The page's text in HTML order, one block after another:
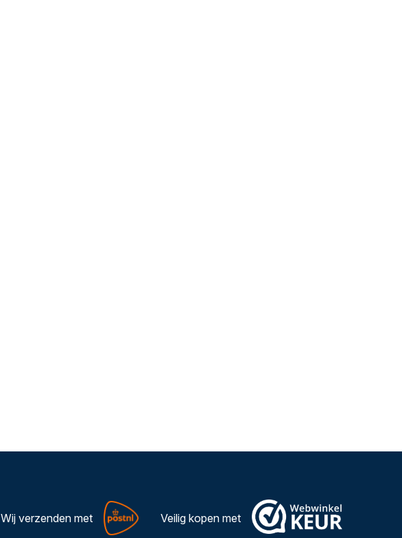
Wij verzenden met Veilig kopen met